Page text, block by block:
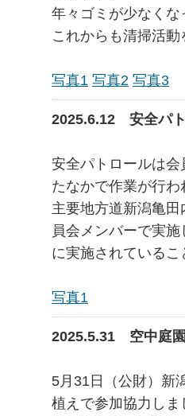
年々ゴミが少なく
これからも清掃活
写真1 写真2 写真3
2025.6.12 安全パ
安全パトロールは
たなかで作業が行
主要地方道新潟亀
員会メンバーで実
に実施されている
写真1
2025.5.31 空中庭
5月31日（公財）新
植えで参加協力しま